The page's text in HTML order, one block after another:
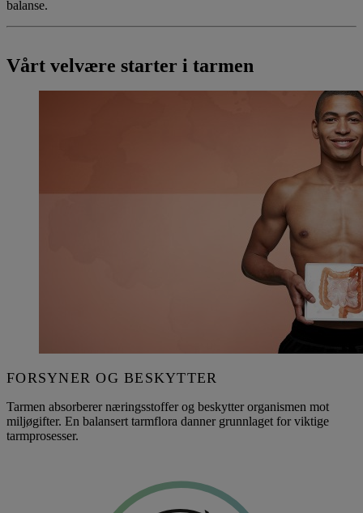
balanse.
Vårt velvære starter i tarmen
FORSYNER OG BESKYTTER
Tarmen absorberer næringsstoffer og beskytter organismen mot
miljøgifter. En balansert tarmflora danner grunnlaget for viktige
tarmprosesser.